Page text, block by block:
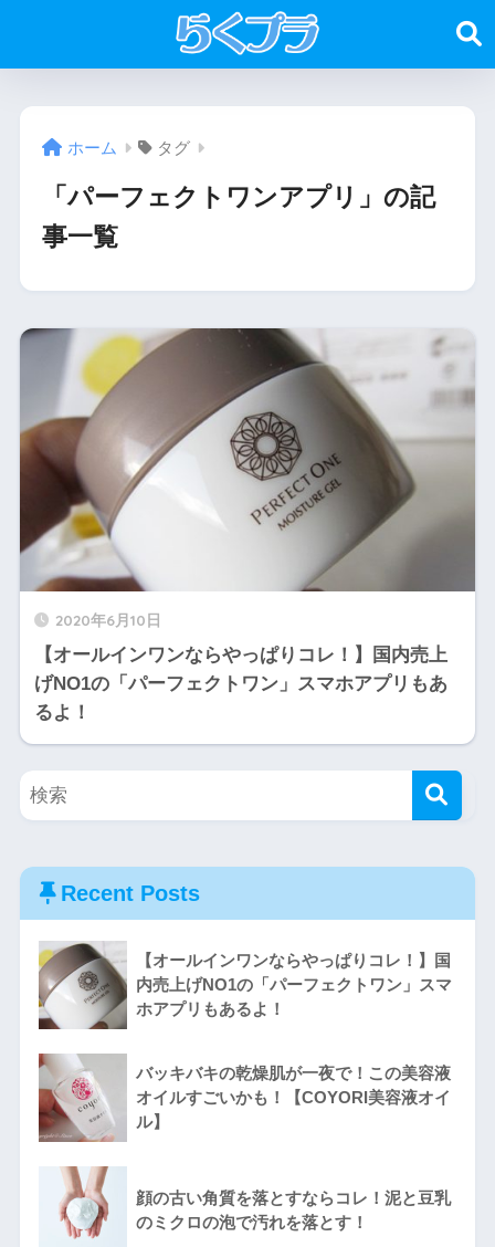
ホーム タグ
「パーフェクトワンアプリ」の記
事一覧
2020年6月10日
【オールインワンならやっぱりコレ！】国内売上
げNO1の「パーフェクトワン」スマホアプリもあ
るよ！
Recent Posts
【オールインワンならやっぱりコレ！】国
内売上げNO1の「パーフェクトワン」スマ
ホアプリもあるよ！
バッキバキの乾燥肌が一夜で！この美容液
オイルすごいかも！【COYORI美容液オイ
ル】
顔の古い角質を落とすならコレ！泥と豆乳
のミクロの泡で汚れを落とす！